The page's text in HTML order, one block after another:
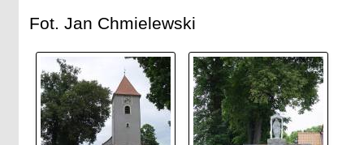
Fot. Jan Chmielewski